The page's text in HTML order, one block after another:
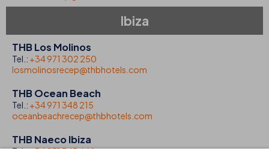
Ibiza
THB Los Molinos
Tel.: +34 971 302 250
losmolinosrecep@thbhotels.com
THB Ocean Beach
Tel.: +34 971 348 215
oceanbeachrecep@thbhotels.com
THB Naeco Ibiza
Tel.:+34 971 343 668